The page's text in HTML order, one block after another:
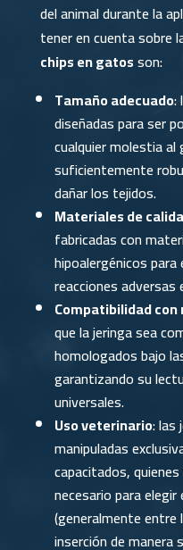
del animal durante la
tener en cuenta sobre
chips en gatosson:
Tamaño adecuado:
diseñadas para ser
cualquier molestia
suficientemente
dañar los tejidos.
Materiales de
fabricadas con
hipoalergénicos
reacciones adversas
Compatibilidad con
que la jeringa sea
homologados bajo
garantizando su
universales.
Uso veterinario: las
manipuladas
capacitados,
necesario para
(generalmente
inserción de manera